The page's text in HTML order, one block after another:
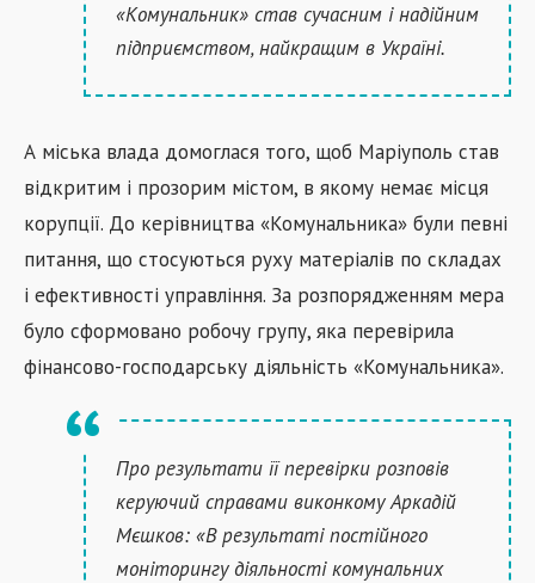
«Комунальник» став сучасним і надійним
підприємством, найкращим в Україні.
А міська влада домоглася того, щоб Маріуполь став
відкритим і прозорим містом, в якому немає місця
корупції. До керівництва «Комунальника» були певні
питання, що стосуються руху матеріалів по складах
і ефективності управління. За розпорядженням мера
було сформовано робочу групу, яка перевірила
фінансово-господарську діяльність «Комунальника».
Про результати її перевірки розповів
керуючий справами виконкому Аркадій
Мєшков: «В результаті постійного
моніторингу діяльності комунальних